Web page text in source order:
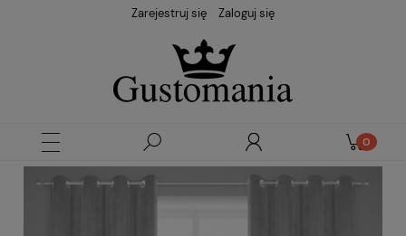
Zarejestruj się Zaloguj się